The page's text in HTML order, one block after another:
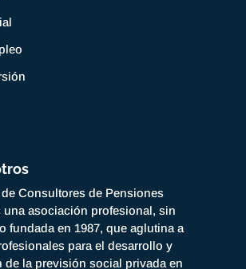
Consultores de Pensiones
una asociación profesional, sin
fundada en 1987, que aglutina a
para el desarrollo y
la previsión social privada en